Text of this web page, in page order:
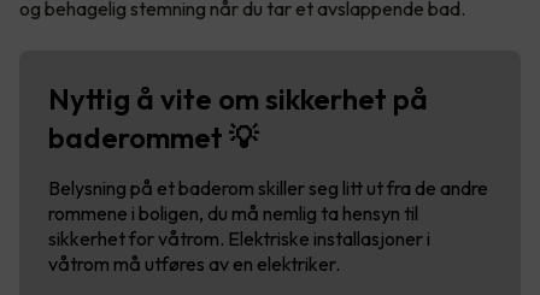
og behagelig stemning når du tar et avslappende bad.
Nyttig å vite om sikkerhet på
baderommet 💡
Belysning på et baderom skiller seg litt ut fra de andre
rommene i boligen, du må nemlig ta hensyn til
sikkerhet for våtrom. Elektriske installasjoner i
våtrom må utføres av en elektriker.